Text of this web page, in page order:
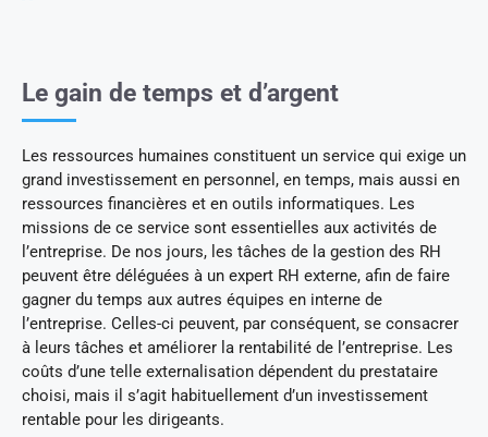
Le gain de temps et d’argent
Les ressources humaines constituent un service qui exige un
grand investissement en personnel, en temps, mais aussi en
ressources financières et en outils informatiques. Les
missions de ce service sont essentielles aux activités de
l’entreprise. De nos jours, les tâches de la gestion des RH
peuvent être déléguées à un expert RH externe, afin de faire
gagner du temps aux autres équipes en interne de
l’entreprise. Celles-ci peuvent, par conséquent, se consacrer
à leurs tâches et améliorer la rentabilité de l’entreprise. Les
coûts d’une telle externalisation dépendent du prestataire
choisi, mais il s’agit habituellement d’un investissement
rentable pour les dirigeants.